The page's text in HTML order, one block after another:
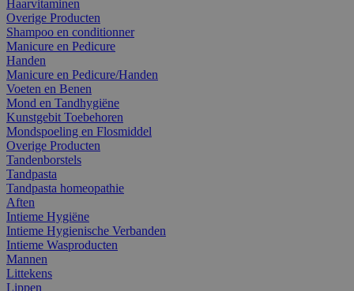
Haarvitaminen
Overige Producten
Shampoo en conditionner
Manicure en Pedicure
Handen
Manicure en Pedicure/Handen
Voeten en Benen
Mond en Tandhygiëne
Kunstgebit Toebehoren
Mondspoeling en Flosmiddel
Overige Producten
Tandenborstels
Tandpasta
Tandpasta homeopathie
Aften
Intieme Hygiëne
Intieme Hygienische Verbanden
Intieme Wasproducten
Mannen
Littekens
Lippen